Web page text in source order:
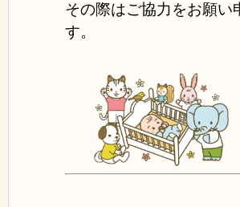
その際はご協力をお願い
す。